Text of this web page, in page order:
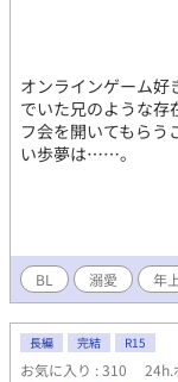
オンラインゲーム好
でいた兄のような存
フ会を開いてもらう
い歩夢は……。
BL 溺愛 年
長編 完結 R15
お気に入り : 310 24h.